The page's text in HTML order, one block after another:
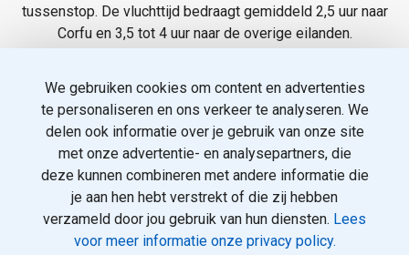
tussenstop. De vluchttijd bedraagt gemiddeld 2,5 uur naar
Corfu en 3,5 tot 4 uur naar de overige eilanden.
ANVR-gecertificeerde reisorganisaties en vallen onder SGR-
garantie. Zo ben je verzekerd van een veilige boeking en een
zorgeloos vertrek vanuit Rotterdam.
Informatie en aanbod Griekenland vanaf
Rotterdam
We gebruiken cookies om content en advertenties
te personaliseren en ons verkeer te analyseren. We
delen ook informatie over je gebruik van onze site
met onze advertentie- en analysepartners, die
deze kunnen combineren met andere informatie die
je aan hen hebt verstrekt of die zij hebben
verzameld door jou gebruik van hun diensten. Lees
voor meer informatie onze privacy policy.